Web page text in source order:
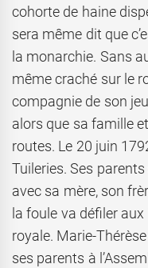
cohorte de haine
sera même dit que
la monarchie. Sans
même craché sur le
compagnie de son
alors que sa famille
routes. Le 20 juin
Tuileries. Ses
avec sa mère, son
la foule va défiler
royale. Marie-
ses parents à